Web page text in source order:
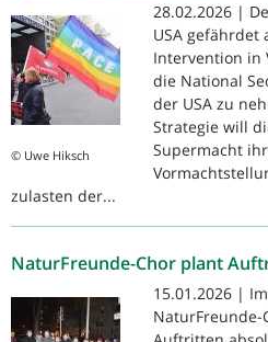
© Uwe Hiksch
28.02.2026 |
USA gefährdet
Intervention in
die National
der USA zu
Strategie will
Supermacht
zulasten der...
NaturFreunde-Chor plant
15.01.2026 |
NaturFreunde-